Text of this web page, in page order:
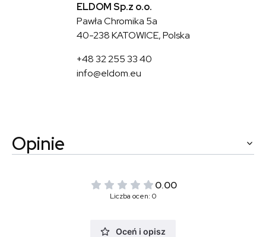
ELDOM Sp.z o.o.
Pawła Chromika 5a
40-238 KATOWICE, Polska
+48 32 255 33 40
info@eldom.eu
Opinie
0.00
Liczba ocen: 0
Oceń i opisz